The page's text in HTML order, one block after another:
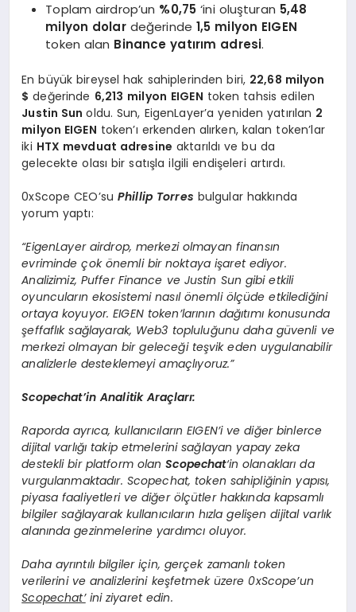
Toplam airdrop’un %0,75 ‘ini oluşturan 5,48
milyon dolardeğerinde 1,5 milyon EIGEN
token alan Binance yatırım adresi.
En büyük bireysel hak sahiplerinden biri, 22,68 milyon
$ değerinde 6,213 milyon EIGEN token tahsis edilen
Justin Sunoldu. Sun, EigenLayer’a yeniden yatırılan 2
milyon EIGEN token’ı erkenden alırken, kalan token’lar
iki HTX mevduat adresine aktarıldı ve bu da
gelecekte olası bir satışla ilgili endişeleri artırdı.
0xScope CEO’su Phillip Torres bulgular hakkında
yorum yaptı:
“EigenLayer airdrop, merkezi olmayan finansın
evriminde çok önemli bir noktaya işaret ediyor.
Analizimiz, Puffer Finance ve Justin Sun gibi etkili
oyuncuların ekosistemi nasıl önemli ölçüde etkilediğini
ortaya koyuyor. EIGEN token’larının dağıtımı konusunda
şeffaflık sağlayarak, Web3 topluluğunu daha güvenli ve
merkezi olmayan bir geleceği teşvik eden uygulanabilir
analizlerle desteklemeyi amaçlıyoruz.”
Scopechat’in Analitik Araçları:
Raporda ayrıca, kullanıcıların EIGEN’i ve diğer binlerce
dijital varlığı takip etmelerini sağlayan yapay zeka
destekli bir platform olanScopechat‘in olanakları da
vurgulanmaktadır. Scopechat, token sahipliğinin yapısı,
piyasa faaliyetleri ve diğer ölçütler hakkında kapsamlı
bilgiler sağlayarak kullanıcıların hızla gelişen dijital varlık
alanında gezinmelerine yardımcı oluyor.
Daha ayrıntılı bilgiler için, gerçek zamanlı token
verilerini ve analizlerini keşfetmek üzere 0xScope’un
Scopechat’ini ziyaret edin.